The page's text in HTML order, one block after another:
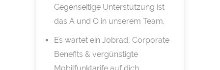
Gegenseitige Unterstützung ist
das A und O in unserem Team.
Es wartet ein Jobrad, Corporate
Benefits & vergünstigte